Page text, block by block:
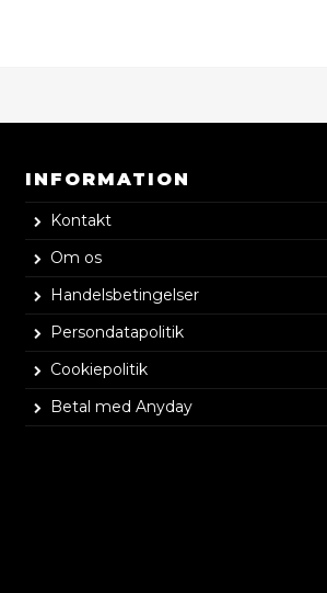
INFORMATION
Kontakt
Om os
Handelsbetingelser
Persondatapolitik
Cookiepolitik
Betal med Anyday